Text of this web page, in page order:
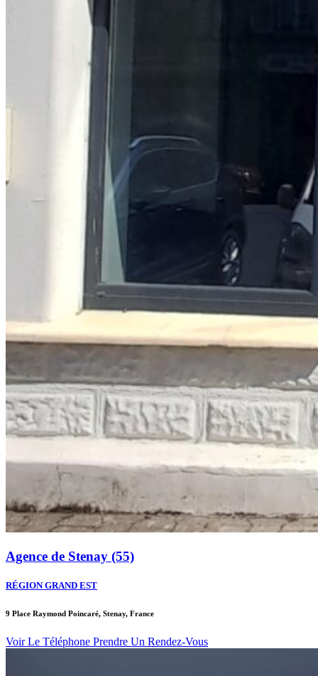
Agence de Stenay (55)
RÉGION GRAND EST
9 Place Raymond Poincaré, Stenay, France
Voir Le Téléphone Prendre Un Rendez-Vous